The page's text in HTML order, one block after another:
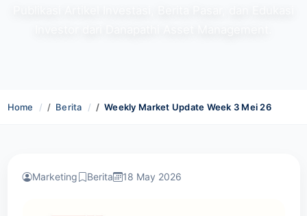
Home Berita Weekly Market Update Week 3 Mei 26
Marketing Berita 18 May 2026